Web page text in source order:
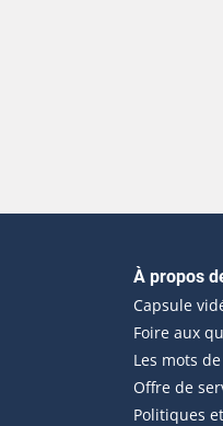
À propos
Capsule
Foire aux
Les mots
Offre de
Politiques